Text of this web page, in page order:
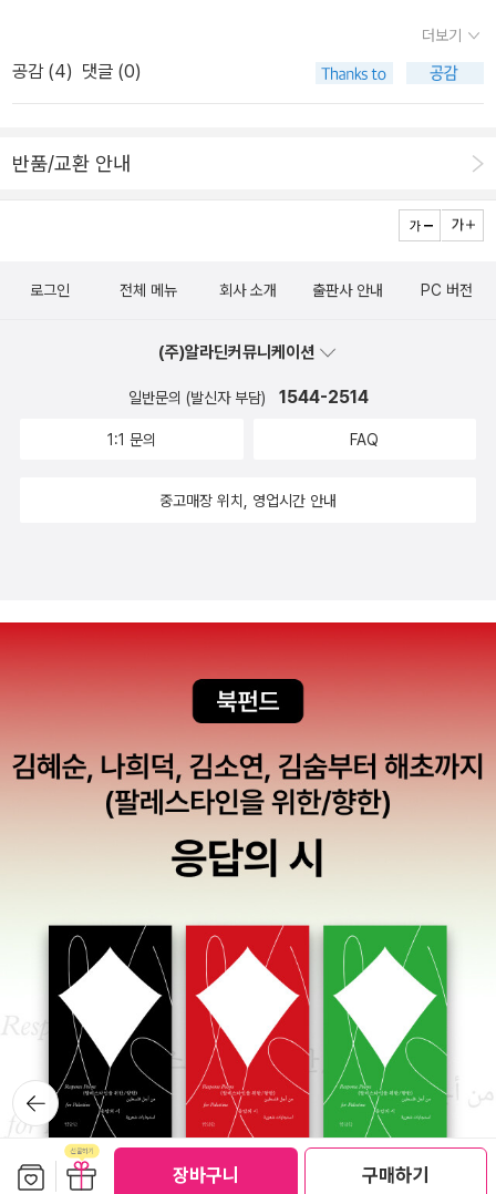
장바구니 구매하기
하는 어떤 식물의 뿌리 씨앗 때문이라는 결론으로 도달 하겼고 이는
당시 식물학계에서도 30-40여년간이나 공포 되거나 전문가도 잘 알
지 못하는 사항 이었다. 하여 다시 , 최근의 식물도감에는 이런 야생식
게는 경각심을 주고 있다... 자연의 어떤점 , 불가사의 하게 다가오는
연의 바다와 협곡 , 수십 km 벌어진 캐니언 일수도 있다일상과는 매
생각이 들 즈음 맥캔들리스는 여전히 배고픔에 힘들어 했고 기력이
리를 내리고 있었다... 늘 인간 세상에는 다른 세계를 보려는 창이 있
시선이듯 다른듯 같아 보인다.. 책력거99 보다.
곰곰히 생각해 볼 수 있는 멋진 책이었다. 이 책을 읽다보면 실화 주인
공 말고도 과거에 비슷한 야생 도전을 한 많은 사람들의 이야기가 나
온다. 뉴스에 나올 만한 태풍이나 큰 홍수 혹은 지진 등이 올 때마다
고 힘이 없는 존재라고 생각한다. 야생에 도전한다기 보다는 이해하
자족하는 삶을 시도한다. 아무런 보호장치 나쁘게 말해 빠져나갈 구
멍을 전혀 만들어놓지 않았다. --야생감자를 캐먹고 사냥을 해 배를
채웠다. 버려진 버스 안에서 잠을 잤다.페이퍼백을 읽고 자연에서 뛰
던 젊은이는 자연으로 돌아갔다. --어쩌면 누군가는 어리석다할 지
예와는 거리가 먼 이 낮은 자세의 삶을 선택하고 살아내려한 그 뚝심
🐦논픽션에 관심있으세요?🐦자연을 갈망하시나요?🐦 광기의 진실
마한 이야기를 파헤쳐 퍼즐맞추듯 완성해나간 한 청년의 삶을.
많은 사람들은 그 청년이 너무나 어리석었다고 비난했다. 자연을 우
습게 보고 젊은 객기를 부린게 아니냐는 것이다. 맥캔들리스의 준비
성 부족과 오만함이 가져온 비극이라며 청년의 죽음에 화를 내는 사
람들과 같은 편에 서 있었다. 어쩌면 이렇게도 무모할까? 애초에 감
당도 못 할 야생으로 들어가는게 아니지! 알래스카 숲속이 무슨 애들
장난인가? 하는 생각으로 쉽게 그 죽음을 손가락질 했다. 하지만 저
알래스카로 가기전의 삶을 추적해 20대 청년의 한 인간에 대한 이야
항심이 가득했다. 대학을 졸업한 후 아버지의 바람대로 로스쿨에 가
는것 대신 무전여행을 다닌다. 그러면서 야생에 대해 많이 경험하게
그가 똑똑하고 재능이 많으며 다정한 사람이었다고 회상한다.그에게
지 했다. 저녁 초대로 처음 만나 몇시간이나 즐거운 대화를 나눴다며
몬의 농간이든 유전자에 각인되어 있든 아무튼 열정폭발의 단계를 거
정을 분출한 적이 있었다고 한다. 너무나 위험해서 죽을뻔한 고비를
넘기기도 했지만 어쨌든 운이 좋아서 살아 남았다고.저자는 맥캔들리
스의 삶을 따라가다 보니 자신의 젊은 시절이 떠올랐고 함부로 이 열
정가득한 청년을 차가운 시선으로 바라볼 수가 없었을 것이다.그리고
에 오히려 화를 내고 있는 것일 수 있다고 말한다.몇년전 여행을 갔을
때 인생 처음으로 사막에 가게 되었다. 나는 그곳이 참 좋았다. 뜨거운
태양과 황무지가 펼쳐지는 풍경도 물론 좋았지만 이런 시각적인 느낌
은 이미 여러 매체에서 많은 간접 체험을 해봤기 때문에 어느정도 예
상하던 느낌이었다. 내가 가장 좋았던건 고요함이었다. 이런건 정말
예상도 못 했었다. 고요함이 너무 좋아서 하루종일 아니 몇 날 며칠이
고 있고 싶었다. 이런 고요함과 함께라면 혼자 남겨져도 괜찮을 거 같
다고 생각했다.그때의 경험을 미루어 이 책을 읽다보니 만약 맥캔들
더보기
공감 (4) 댓글 (0)
반품/교환 안내
뒤로가
기
로그인 전체 메뉴 회사 소개 출판사 안내 PC 버전
(주)알라딘커뮤니케이션
일반문의 (발신자 부담) 1544-2514
1:1 문의 FAQ
중고매장 위치, 영업시간 안내